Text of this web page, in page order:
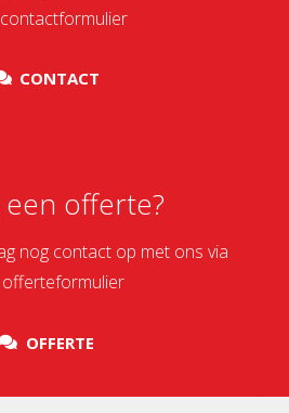
CONTACT
een offerte?
nog contact op met ons via
OFFERTE